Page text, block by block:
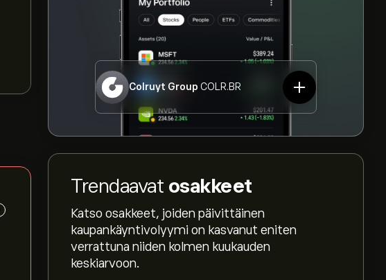
Colruyt Group COLR.BR
Trendaavat osakkeet
Katso osakkeet, joiden päivittäinen
kaupankäyntivolyymi on kasvanut eniten
verrattuna niiden kolmen kuukauden
keskiarvoon.